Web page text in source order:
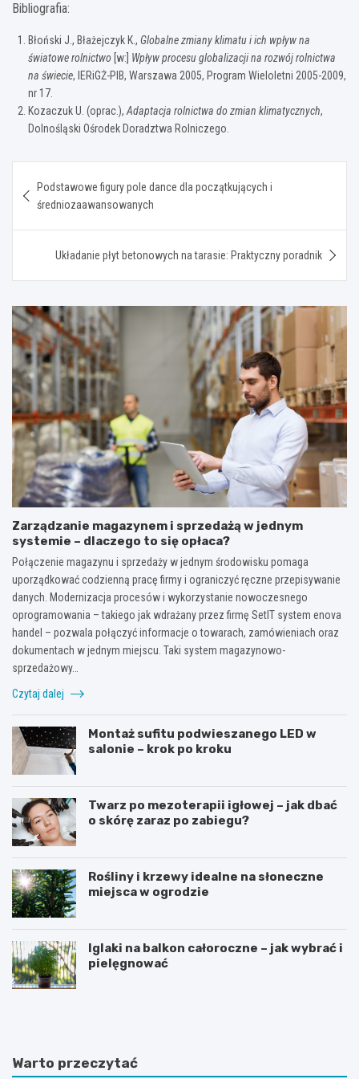
Bibliografia:
Błoński J., Błażejczyk K., Globalne zmiany klimatu i ich wpływ na
światowe rolnictwo [w:] Wpływ procesu globalizacji na rozwój rolnictwa
na świecie, IERiGŻ-PIB, Warszawa 2005, Program Wieloletni 2005-2009,
nr 17.
Kozaczuk U. (oprac.), Adaptacja rolnictwa do zmian klimatycznych,
Dolnośląski Ośrodek Doradztwa Rolniczego.
wpisu
Podstawowe figury pole dance dla początkujących i
średniozaawansowanych
Układanie płyt betonowych na tarasie: Praktyczny poradnik
Zarządzanie magazynem i sprzedażą w jednym
systemie – dlaczego to się opłaca?
Połączenie magazynu i sprzedaży w jednym środowisku pomaga
uporządkować codzienną pracę firmy i ograniczyć ręczne przepisywanie
danych. Modernizacja procesów i wykorzystanie nowoczesnego
oprogramowania – takiego jak wdrażany przez firmę SetIT system enova
handel – pozwala połączyć informacje o towarach, zamówieniach oraz
dokumentach w jednym miejscu. Taki system magazynowo-
sprzedażowy…
Czytaj dalej
Montaż sufitu podwieszanego LED w
salonie – krok po kroku
Twarz po mezoterapii igłowej – jak dbać
o skórę zaraz po zabiegu?
Rośliny i krzewy idealne na słoneczne
miejsca w ogrodzie
Iglaki na balkon całoroczne – jak wybrać i
pielęgnować
R
n
C
e
Warto przeczytać